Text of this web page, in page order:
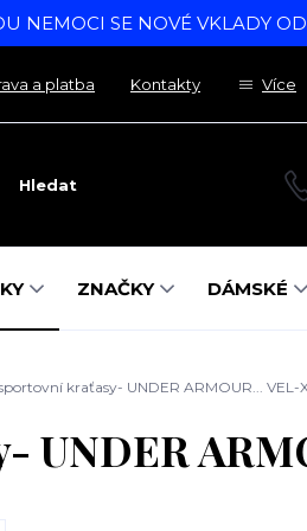
NEMOCI SE NOVÉ VKLADY
a platba Kontakty Více
Hledat
ZNAČKY DÁMSKÉ
kraťasy- UNDER ARMOUR... VEL-
UNDER